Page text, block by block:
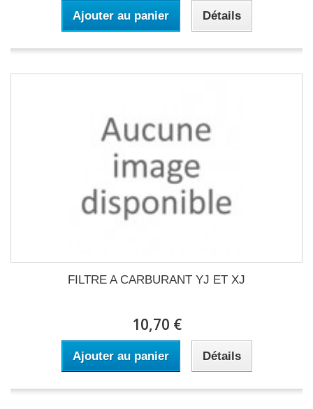
Ajouter au panier Détails
FILTRE A CARBURANT YJ ET XJ
10,70 €
Ajouter au panier Détails